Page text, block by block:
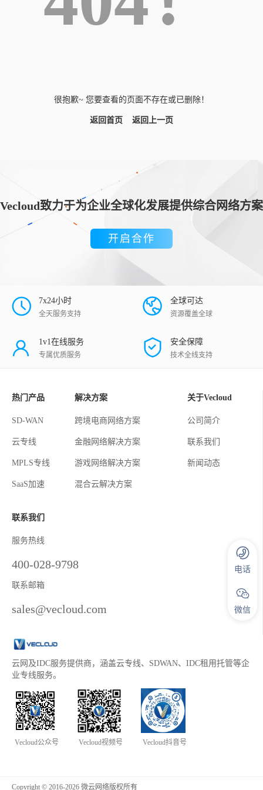
很抱歉~ 您要查看的页面不存在或已删除！
返回首页 返回上一页
Vecloud致力于为企业全球化发展提供综合网络方案
开启合作
7x24小时
全天服务支持
全球可达
资源覆盖全球
1v1在线服务
专属优质服务
安全保障
技术全线支持
热门产品
SD-WAN
云专线
MPLS专线
SaaS加速
解决方案
跨境电商网络方案
金融网络解决方案
游戏网络解决方案
混合云解决方案
关于Vecloud
公司简介
联系我们
新闻动态
联系我们
服务热线
400-028-9798
联系邮箱
sales@vecloud.com
云网及IDC服务提供商，涵盖云专线、SDWAN、IDC租用托管等企
业专线服务。
Vecloud公众号 Vecloud视频号 Vecloud抖音号
Copyright © 2016-2026 微云网络版权所有
电话
微信